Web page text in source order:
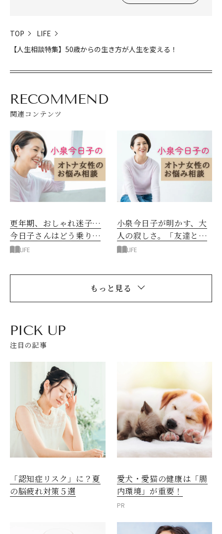
TOP
LIFE
【人生相談特集】50歳からの生き方が人生を変える！
RECOMMEND
関連コンテンツ
更年期、おしゃれ迷子…
今日子さんはどう乗り越
えた？
LIFE
小泉今日子が明かす、大
人の寂しさ。「友達との
別れ」で得た気づき
LIFE
もっと見る
PICK UP
注目の記事
「認知症リスク」に？夏
の脳疲れ対策５選
愛犬・愛猫の健康は「腸
内環境」が重要！
PR